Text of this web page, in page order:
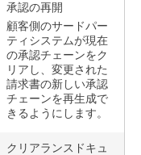
承認の再開
顧客側のサードパー
ティシステムが現在
の承認チェーンをク
リアし、変更された
請求書の新しい承認
チェーンを再生成で
きるようにします。
クリアランスドキュ